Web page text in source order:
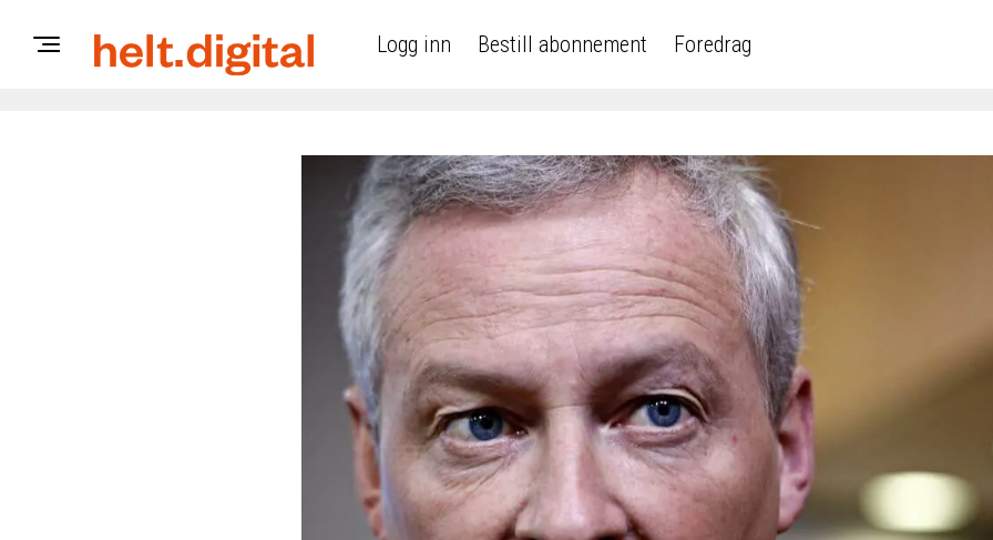
Logg inn Bestill abonnement Foredrag